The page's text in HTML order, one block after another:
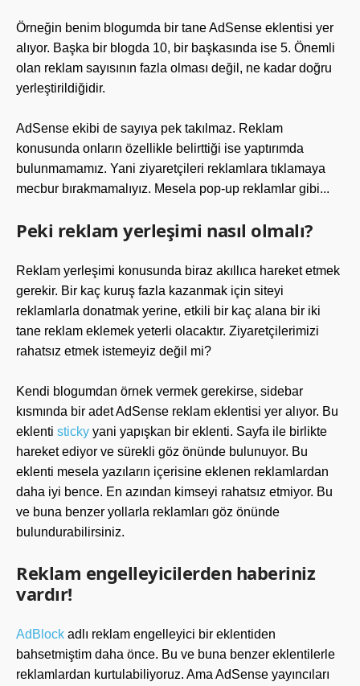
Örneğin benim blogumda bir tane AdSense eklentisi yer
alıyor. Başka bir blogda 10, bir başkasında ise 5. Önemli
olan reklam sayısının fazla olması değil, ne kadar doğru
yerleştirildiğidir.
AdSense ekibi de sayıya pek takılmaz. Reklam
konusunda onların özellikle belirttiği ise yaptırımda
bulunmamamız. Yani ziyaretçileri reklamlara tıklamaya
mecbur bırakmamalıyız. Mesela pop-up reklamlar gibi...
Peki reklam yerleşimi nasıl olmalı?
Reklam yerleşimi konusunda biraz akıllıca hareket etmek
gerekir. Bir kaç kuruş fazla kazanmak için siteyi
reklamlarla donatmak yerine, etkili bir kaç alana bir iki
tane reklam eklemek yeterli olacaktır. Ziyaretçilerimizi
rahatsız etmek istemeyiz değil mi?
Kendi blogumdan örnek vermek gerekirse, sidebar
kısmında bir adet AdSense reklam eklentisi yer alıyor. Bu
eklenti sticky yani yapışkan bir eklenti. Sayfa ile birlikte
hareket ediyor ve sürekli göz önünde bulunuyor. Bu
eklenti mesela yazıların içerisine eklenen reklamlardan
daha iyi bence. En azından kimseyi rahatsız etmiyor. Bu
ve buna benzer yollarla reklamları göz önünde
bulundurabilirsiniz.
Reklam engelleyicilerden haberiniz
vardır!
AdBlock adlı reklam engelleyici bir eklentiden
bahsetmiştim daha önce. Bu ve buna benzer eklentilerle
reklamlardan kurtulabiliyoruz. Ama AdSense yayıncıları